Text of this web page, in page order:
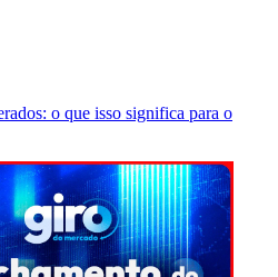
o que isso significa para o